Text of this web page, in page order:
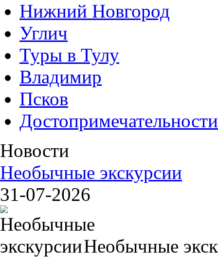
Нижний Новгород
Углич
Туры в Тулу
Владимир
Псков
Достопримечательности
Новости
Необычные экскурсии
31-07-2026
Необычные